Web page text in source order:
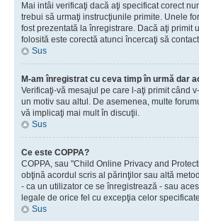
Mai intâi verificaţi dacă aţi specificat corect
trebui să urmaţi instrucţiunile primite. Unele
fost prezentată la înregistrare. Dacă aţi primit
folosită este corectă atunci încercaţi să
Sus
M-am înregistrat cu ceva timp în urmă dar
Verificaţi-vă mesajul pe care l-aţi primit când
un motiv sau altul. De asemenea, multe
vă implicaţi mai mult în discuţii.
Sus
Ce este COPPA?
COPPA, sau "Child Online Privacy and
obţină acordul scris al părinţilor sau altă
- ca un utilizator ce se înregistrează - sau
legale de orice fel cu excepţia celor
Sus